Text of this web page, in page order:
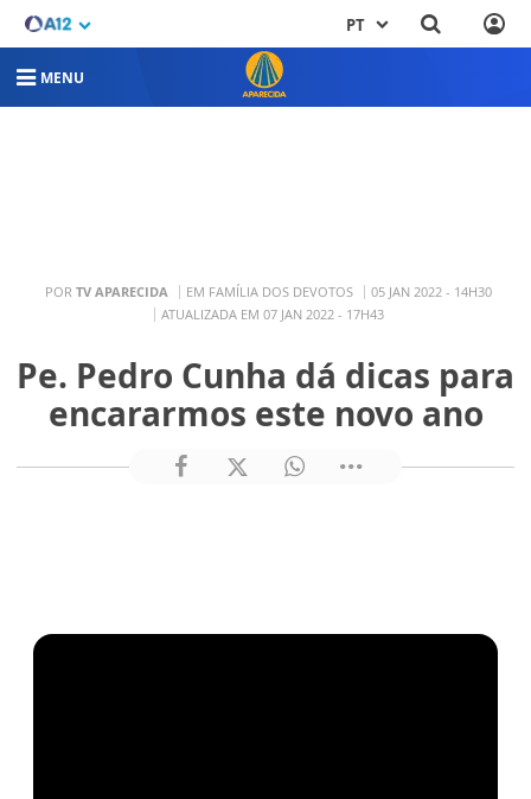
PT
MENU
POR TV APARECIDA EM FAMÍLIA DOS DEVOTOS
05 JAN 2022 - 14H30
ATUALIZADA EM 07 JAN 2022 - 17H43
Pe. Pedro Cunha dá dicas para
encararmos este novo ano